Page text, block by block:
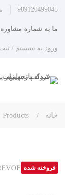
989120499045
ما به شماره مشاوره
ورود به سیستم / ثبت
خانه Products
فروخته شده